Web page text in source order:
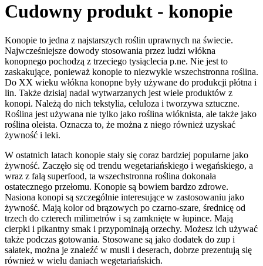
Cudowny produkt - konopie
Konopie to jedna z najstarszych roślin uprawnych na świecie.
Najwcześniejsze dowody stosowania przez ludzi włókna
konopnego pochodzą z trzeciego tysiąclecia p.ne. Nie jest to
zaskakujące, ponieważ konopie to niezwykle wszechstronna roślina.
Do XX wieku włókna konopne były używane do produkcji płótna i
lin. Także dzisiaj nadal wytwarzanych jest wiele produktów z
konopi. Należą do nich tekstylia, celuloza i tworzywa sztuczne.
Roślina jest używana nie tylko jako roślina włóknista, ale także jako
roślina oleista. Oznacza to, że można z niego również uzyskać
żywność i leki.
W ostatnich latach konopie stały się coraz bardziej popularne jako
żywność. Zaczęło się od trendu wegetariańskiego i wegańskiego, a
wraz z falą superfood, ta wszechstronna roślina dokonała
ostatecznego przełomu. Konopie są bowiem bardzo zdrowe.
Nasiona konopi są szczególnie interesujące w zastosowaniu jako
żywność. Mają kolor od brązowych po czarno-szare, średnicę od
trzech do czterech milimetrów i są zamknięte w łupince. Mają
cierpki i pikantny smak i przypominają orzechy. Możesz ich używać
także podczas gotowania. Stosowane są jako dodatek do zup i
sałatek, można je znaleźć w musli i deserach, dobrze prezentują się
również w wielu daniach wegetariańskich.